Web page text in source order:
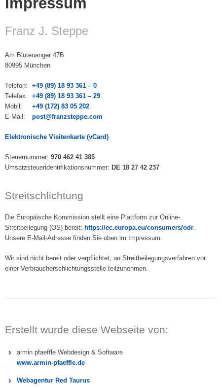
Franz J. Steppe
Am Blütenanger 47B
80995 München
Telefon:
+49 (89) 18 93 361 – 0
Telefax:
+49 (89) 18 93 361 – 29
Mobil:
+49 (172) 83 05 202
E-Mail:
post@franzsteppe.com
Elektronische Visitenkarte (vCard)
Steuernummer: 970 462 41 385
Umsatzsteueridentifikationsnummer: DE 18 27 42 237
Streitschlichtung
Die Europäische Kommission stellt eine Plattform zur Online-
Streitbeilegung (OS) bereit: https://ec.europa.eu/consumers/odr.
Unsere E-Mail-Adresse finden Sie oben im Impressum.
Wir sind nicht bereit oder verpflichtet, an Streitbeilegungsverfahren vor
einer Verbraucherschlichtungsstelle teilzunehmen.
Erstellt wurde diese Webseite von:
armin pfaeffle Webdesign & Software
www.armin-pfaeffle.de
Webagentur Red Taurus